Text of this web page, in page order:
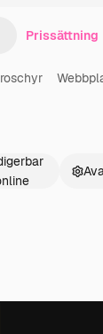
bild
Prissättning